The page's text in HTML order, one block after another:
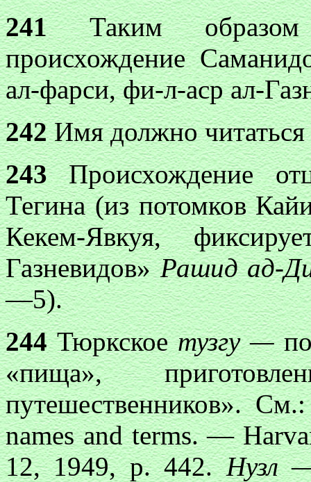
241Таким образом
происхождение
ал-фарси, фи-л-аср ал-
242Имя должно читаться
243Происхождение
Тегина (из потомков
Кекем-Явкуя,
Газневидов»Рашид ад-
—5).
244Тюркскоетузгу —
«пища»,
путешественников». См.:
names and terms. —
12, 1949,p. 442.Нузл